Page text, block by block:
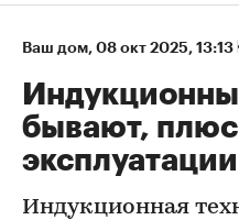
Ваш дом 08 окт 2025, 13:13
бывают,
эксплуатации
Индукционная